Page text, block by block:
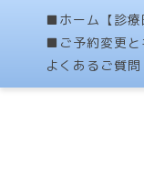
■ホーム【診療
■ご予約変更と
よくあるご質